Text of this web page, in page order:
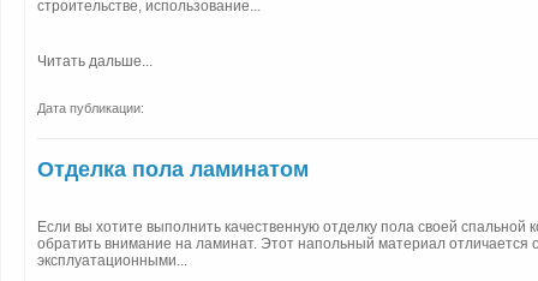
строительстве, использование...
Читать дальше...
Дата публикации:
Отделка пола ламинатом
Если вы хотите выполнить качественную отделку пола своей спальной
обратить внимание на ламинат. Этот напольный материал отличается
эксплуатационными...